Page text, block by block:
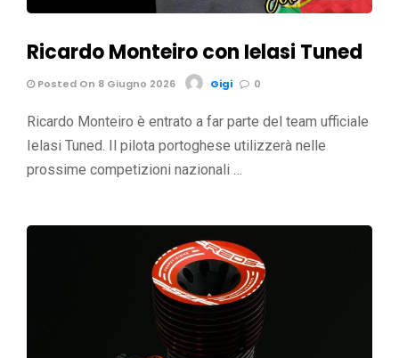
Ricardo Monteiro con Ielasi Tuned
Posted On 8 Giugno 2026 Gigi 0
Ricardo Monteiro è entrato a far parte del team ufficiale
Ielasi Tuned. Il pilota portoghese utilizzerà nelle
prossime competizioni nazionali …